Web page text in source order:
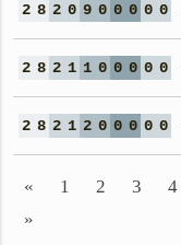
2 8 2 0 9 0 0 0 0 0
2 8 2 1 1 0 0 0 0 0
2 8 2 1 2 0 0 0 0 0
« 1 2 3 4
»